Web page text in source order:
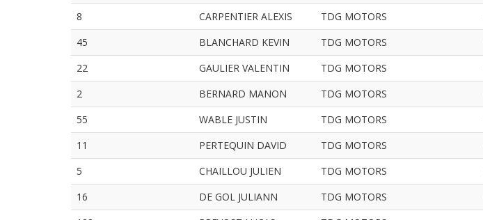
8
CARPENTIER ALEXIS TDG MOTORS
45
BLANCHARD KEVIN TDG MOTORS
22
GAULIER VALENTIN TDG MOTORS
2
BERNARD MANON TDG MOTORS
55
WABLE JUSTIN TDG MOTORS
11
PERTEQUIN DAVID TDG MOTORS
5
CHAILLOU JULIEN TDG MOTORS
16
DE GOL JULIANN TDG MOTORS